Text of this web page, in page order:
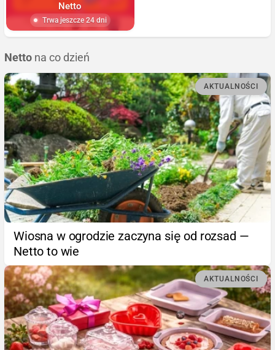
Netto
Trwa jeszcze 24 dni
Netto na co dzień
AKTUALNOŚCI
Wiosna w ogrodzie zaczyna się od rozsad —
Netto to wie
AKTUALNOŚCI